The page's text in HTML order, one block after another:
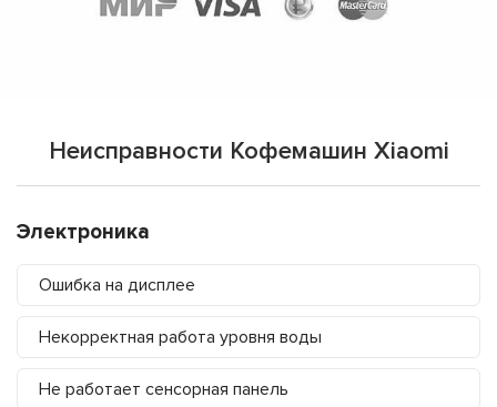
Неисправности Кофемашин Xiaomi
Электроника
Ошибка на дисплее
Некорректная работа уровня воды
Не работает сенсорная панель